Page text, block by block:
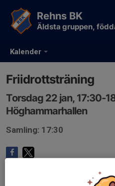
Kalender
Rehns BK
Äldsta gruppen,
Friidrottsträning
Torsdag 22 jan, 17:30-
Höghammarhallen
Samling: 17:30